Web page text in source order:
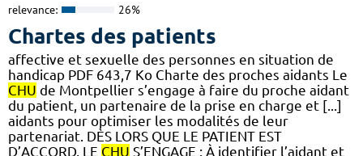
relevance: 26%
Chartes des patients
affective et sexuelle des personnes en situation de
handicap PDF 643,7 Ko Charte des proches aidants Le
CHU de Montpellier s’engage à faire du proche aidant
du patient, un partenaire de la prise en charge et [...]
aidants pour optimiser les modalités de leur
partenariat. DÈS LORS QUE LE PATIENT EST
D’ACCORD, LE CHU S’ENGAGE : À identifier l’aidant et